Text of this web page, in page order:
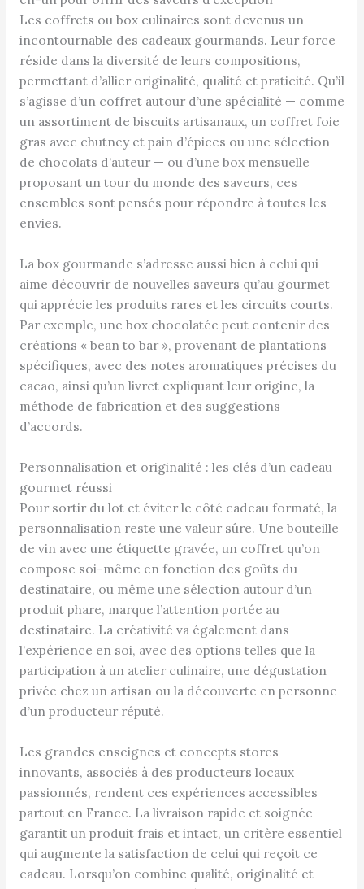
Les coffrets ou box culinaires sont devenus un
incontournable des cadeaux gourmands. Leur force
réside dans la diversité de leurs compositions,
permettant d’allier originalité, qualité et praticité. Qu’il
s’agisse d’un coffret autour d’une spécialité — comme
un assortiment de biscuits artisanaux, un coffret foie
gras avec chutney et pain d’épices ou une sélection
de chocolats d’auteur — ou d’une box mensuelle
proposant un tour du monde des saveurs, ces
ensembles sont pensés pour répondre à toutes les
envies.
La box gourmande s’adresse aussi bien à celui qui
aime découvrir de nouvelles saveurs qu’au gourmet
qui apprécie les produits rares et les circuits courts.
Par exemple, une box chocolatée peut contenir des
créations « bean to bar », provenant de plantations
spécifiques, avec des notes aromatiques précises du
cacao, ainsi qu’un livret expliquant leur origine, la
méthode de fabrication et des suggestions
d’accords.
Personnalisation et originalité : les clés d’un cadeau
gourmet réussi
Pour sortir du lot et éviter le côté cadeau formaté, la
personnalisation reste une valeur sûre. Une bouteille
de vin avec une étiquette gravée, un coffret qu’on
compose soi-même en fonction des goûts du
destinataire, ou même une sélection autour d’un
produit phare, marque l’attention portée au
destinataire. La créativité va également dans
l’expérience en soi, avec des options telles que la
participation à un atelier culinaire, une dégustation
privée chez un artisan ou la découverte en personne
d’un producteur réputé.
Les grandes enseignes et concepts stores
innovants, associés à des producteurs locaux
passionnés, rendent ces expériences accessibles
partout en France. La livraison rapide et soignée
garantit un produit frais et intact, un critère essentiel
qui augmente la satisfaction de celui qui reçoit ce
cadeau. Lorsqu’on combine qualité, originalité et